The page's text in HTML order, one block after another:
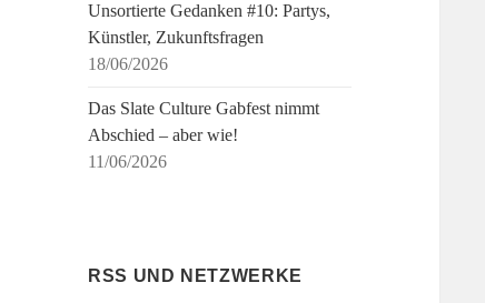
Unsortierte Gedanken #10: Partys,
Künstler, Zukunftsfragen
18/06/2026
Das Slate Culture Gabfest nimmt
Abschied – aber wie!
11/06/2026
RSS UND NETZWERKE